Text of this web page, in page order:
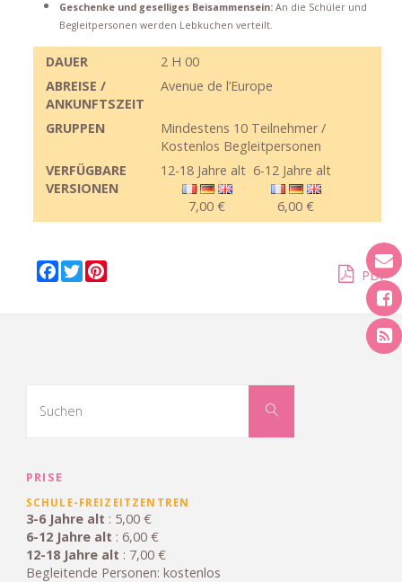
Geschenke und geselliges Beisammensein:An die Schüler und
Begleitpersonen werden Lebkuchen verteilt.
DAUER
2 H 00
ABREISE /
ANKUNFTSZEIT
Avenue de l’Europe
GRUPPEN
Mindestens 10 Teilnehmer /
Kostenlos Begleitpersonen
VERFÜGBARE
VERSIONEN
12-18 Jahre alt 6-12 Jahre alt
7,00 € 6,00 €
F
k
T
PDF
Suchen
PRISE
SCHULE-FREIZEITZENTREN
3-6 Jahre alt : 5,00 €
6-12 Jahre alt : 6,00 €
12-18 Jahre alt : 7,00 €
Begleitende Personen: kostenlos